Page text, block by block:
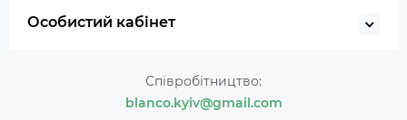
Особистий кабінет
Співробітництво:
blanco.kyiv@gmail.com